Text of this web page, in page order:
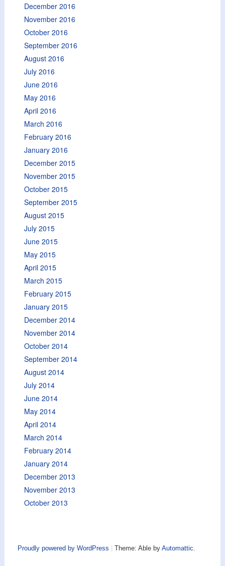
December 2016
November 2016
October 2016
September 2016
August 2016
July 2016
June 2016
May 2016
April 2016
March 2016
February 2016
January 2016
December 2015
November 2015
October 2015
September 2015
August 2015
July 2015
June 2015
May 2015
April 2015
March 2015
February 2015
January 2015
December 2014
November 2014
October 2014
September 2014
August 2014
July 2014
June 2014
May 2014
April 2014
March 2014
February 2014
January 2014
December 2013
November 2013
October 2013
Proudly powered by WordPress Theme: Able by Automattic.